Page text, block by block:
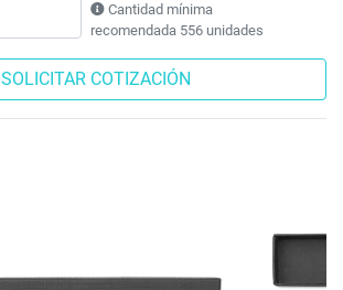
Cantidad mínima
recomendada 556 unidades
SOLICITAR COTIZACIÓN